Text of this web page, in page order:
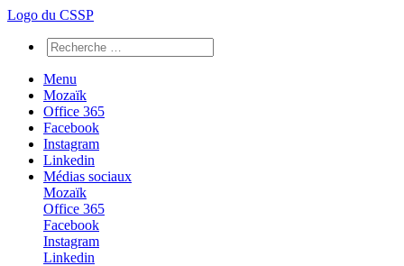
Logo du CSSP
Menu
Mozaïk
Office 365
Facebook
Instagram
Linkedin
Médias sociaux
Mozaïk
Office 365
Facebook
Instagram
Linkedin